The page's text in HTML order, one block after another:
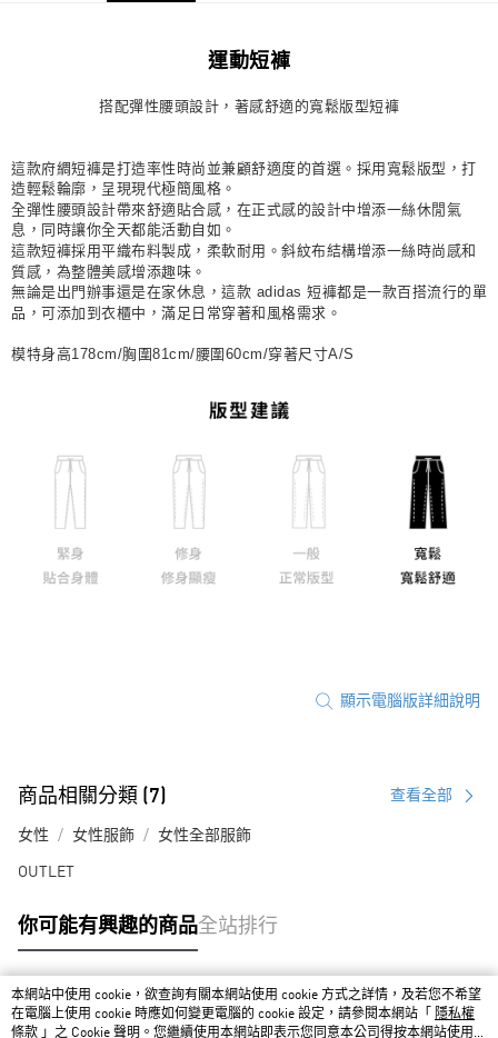
每筆NT$80，滿NT$1,500(含以上)免運費
付款後門市自取
每筆NT$80，滿NT$1,500(含以上)免運費
運動短褲
搭配彈性腰頭設計，著感舒適的寬鬆版型短褲
這款府綢短褲是打造率性時尚並兼顧舒適度的首選。採用寬鬆版型，打
造輕鬆輪廓，呈現現代極簡風格。
全彈性腰頭設計帶來舒適貼合感，在正式感的設計中增添一絲休閒氣
息，同時讓你全天都能活動自如。
這款短褲採用平織布料製成，柔軟耐用。斜紋布結構增添一絲時尚感和
質感，為整體美感增添趣味。
無論是出門辦事還是在家休息，這款 adidas 短褲都是一款百搭流行的單
品，可添加到衣櫃中，滿足日常穿著和風格需求。
模特身高178cm/胸圍81cm/腰圍60cm/穿著尺寸A/S
顯示電腦版詳細說明
商品相關分類 (7) 查看全部
女性 女性服飾 女性全部服飾
OUTLET
你可能有興趣的商品全站排行
熱門標籤
本網站中使用 cookie，欲查詢有關本網站使用 cookie 方式之詳情，及若您不希望
在電腦上使用 cookie 時應如何變更電腦的 cookie 設定，請參閱本網站「
隱私權
條款 」之 Cookie 聲明。您繼續使用本網站即表示您同意本公司得按本網站使用條